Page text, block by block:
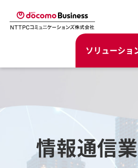
ソリューショ
情報通信業